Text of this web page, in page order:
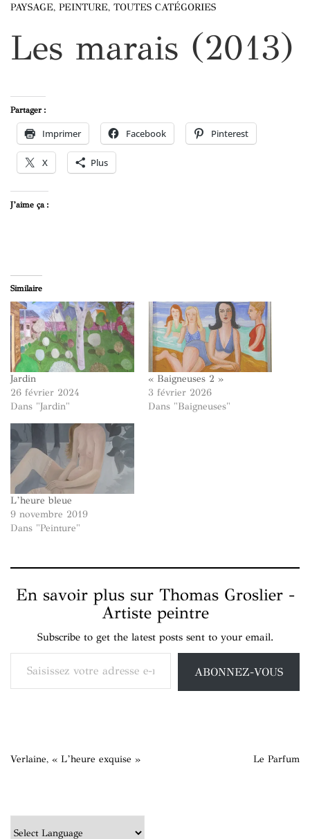
PAYSAGE, PEINTURE, TOUTES CATÉGORIES
Les marais (2013)
Partager :
Imprimer Facebook Pinterest
X Plus
J’aime ça :
Similaire
Jardin
26 février 2024
Dans "Jardin"
« Baigneuses 2 »
3 février 2026
Dans "Baigneuses"
L’heure bleue
9 novembre 2019
Dans "Peinture"
En savoir plus sur Thomas Groslier -
Artiste peintre
Subscribe to get the latest posts sent to your email.
Saisissez votre adresse e-mail…
ABONNEZ-VOUS
Navigation
Verlaine, « L’heure exquise » Le Parfum